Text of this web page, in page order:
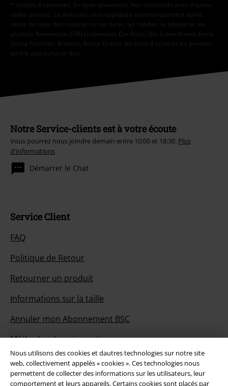
Nous utilisons des cookies et dautres technologies sur notre site
web, collectivement appelés « cookies ». Ces technologies nous
permettent de collecter des informations sur les utilisateurs, leur
comportement et leurs appareils. Certains cookies sont placés par
* Valable 4 semaines. En ligne seulement. Non cumulable avec d'autres
codes promos. La réduction sera appliquée automatiquement après
saisie du code. Non valable sur les livres, les médias, la billetterie, les
produits Rammstein, (Till) Lindemann, Die Ärzte, Die Toten Hosen, Feine
Sahne Fischfilet, Broilers, Böhse Onkelz, les bons d'achat et les produits
dont le prix inclut un don.
Notre Service-clients est à votre écoute
Vous pourrez nous joindre demain entre 10:00 et 18:30. Plus
d'informations
Démarrer le Chat
Service Client
FAQ
Politique de Retour
Retourner un produit
Informations sur la taille
Annuler mon Abonnement BSC
Méthodes de paiement